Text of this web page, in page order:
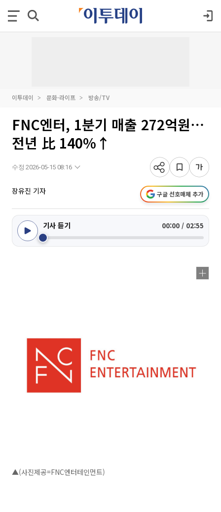
이투데이 문화·라이프 방송/TV
FNC엔터, 1분기 매출 272억원⋯
전년 比 140%↑
수정 2026-05-15 08:16
장유진 기자 구글 선호매체 추가
기사 듣기 00:00 / 02:55
▲(사진제공=FNC엔터테인먼트)